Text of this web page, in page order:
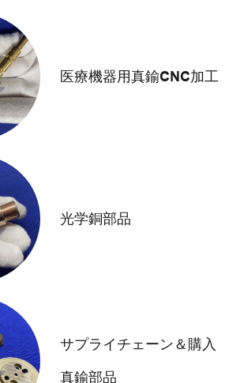
医療機器用真鍮CNC加工
光学銅部品
サプライチェーン＆購入
真鍮部品